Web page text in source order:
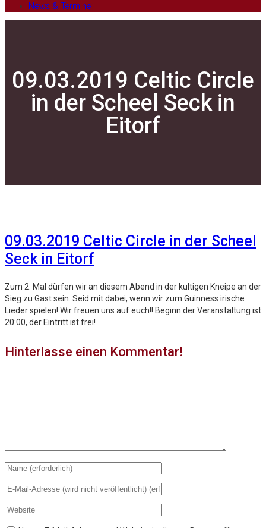
News & Termine
09.03.2019 Celtic Circle
in der Scheel Seck in
Eitorf
09.03.2019 Celtic Circle in der Scheel
Seck in Eitorf
Zum 2. Mal dürfen wir an diesem Abend in der kultigen Kneipe an der
Sieg zu Gast sein. Seid mit dabei, wenn wir zum Guinness irische
Lieder spielen! Wir freuen uns auf euch!! Beginn der Veranstaltung ist
20:00, der Eintritt ist frei!
Hinterlasse einen Kommentar!